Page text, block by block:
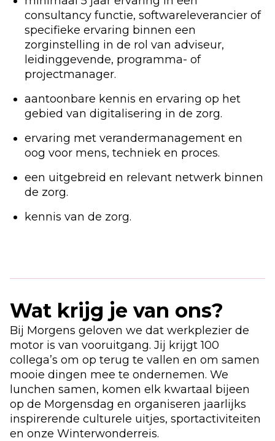
consultancy functie, softwareleverancier of
specifieke ervaring binnen een
zorginstelling in de rol van adviseur,
leidinggevende, programma- of
projectmanager.
aantoonbare kennis en ervaring op het
gebied van digitalisering in de zorg.
ervaring met verandermanagement en
oog voor mens, techniek en proces.
een uitgebreid en relevant netwerk binnen
de zorg.
kennis van de zorg.
Wat krijg je van ons?
Bij Morgens geloven we dat werkplezier de
motor is van vooruitgang. Jij krijgt 100
collega’s om op terug te vallen en om samen
mooie dingen mee te ondernemen. We
lunchen samen, komen elk kwartaal bijeen
op de Morgensdag en organiseren jaarlijks
inspirerende culturele uitjes, sportactiviteiten
en onze Winterwonderreis.